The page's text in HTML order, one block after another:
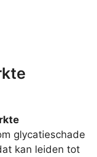
glycatieschade
kan leiden tot